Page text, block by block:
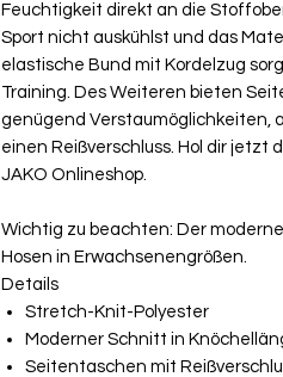
Feuchtigkeit direkt an die
Sport nicht auskühlst und das
elastische Bund mit Kordelzug
Training. Des Weiteren bieten
genügend Verstaumöglichkeiten,
einen Reißverschluss. Hol dir jetzt
JAKO Onlineshop.
Wichtig zu beachten: Der
Hosen in Erwachsenengrößen.
Details
Stretch-Knit-Polyester
Moderner Schnitt in
Seitentaschen mit